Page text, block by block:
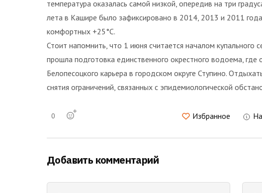
температура оказалась самой низкой, опередив на три
лета в Кашире было зафиксировано в 2014, 2013 и 2011
комфортных +25°C.
Стоит напомнить, что 1 июня считается началом
прошла подготовка единственного окрестного водоема, где
Белопесоцкого карьера в городском округе Ступино.
снятия ограничений, связанных с эпидемиологической
0 Избранное
Добавить комментарий